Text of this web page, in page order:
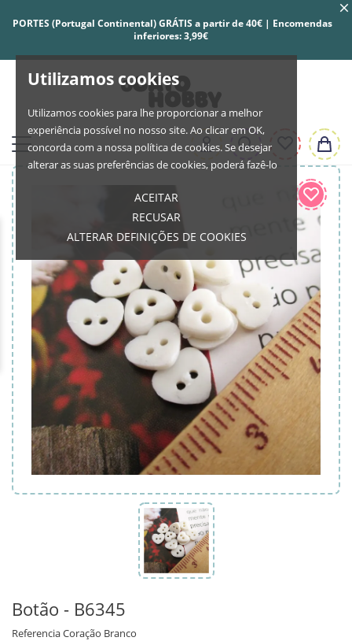
Utilizamos cookies
Utilizamos cookies para lhe proporcionar a melhor
experiência possível no nosso site. Ao clicar em OK,
concorda com a nossa política de cookies. Se desejar
alterar as suas preferências de cookies, poderá fazê-lo
ACEITAR
RECUSAR
ALTERAR DEFINIÇÕES DE COOKIES
PORTES (Portugal Continental) GRÁTIS a partir de 40€ | Encomendas
inferiores: 3,99€
Botão - B6345
ReferenciaCoração Branco